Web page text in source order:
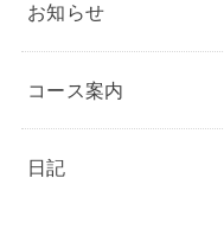
お知らせ
コース案内
日記